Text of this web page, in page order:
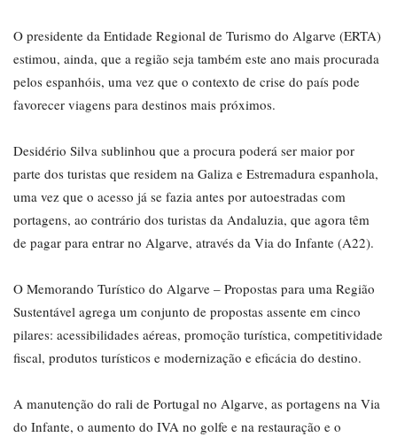
O presidente da Entidade Regional de Turismo do Algarve (ERTA)
estimou, ainda, que a região seja também este ano mais procurada
pelos espanhóis, uma vez que o contexto de crise do país pode
favorecer viagens para destinos mais próximos.
Desidério Silva sublinhou que a procura poderá ser maior por
parte dos turistas que residem na Galiza e Estremadura espanhola,
uma vez que o acesso já se fazia antes por autoestradas com
portagens, ao contrário dos turistas da Andaluzia, que agora têm
de pagar para entrar no Algarve, através da Via do Infante (A22).
O Memorando Turístico do Algarve – Propostas para uma Região
Sustentável agrega um conjunto de propostas assente em cinco
pilares: acessibilidades aéreas, promoção turística, competitividade
fiscal, produtos turísticos e modernização e eficácia do destino.
A manutenção do rali de Portugal no Algarve, as portagens na Via
do Infante, o aumento do IVA no golfe e na restauração e o